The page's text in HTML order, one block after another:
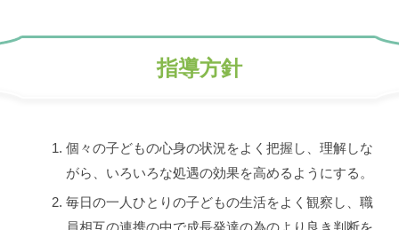
指導方針
個々の子どもの心身の状況をよく把握し、理解しな
がら、いろいろな処遇の効果を高めるようにする。
毎日の一人ひとりの子どもの生活をよく観察し、職
員相互の連携の中で成長発達の為のより良き判断を